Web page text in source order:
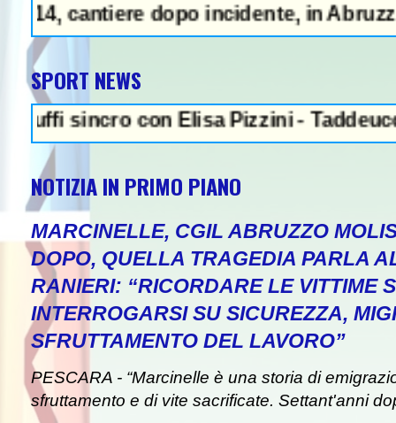
dopo incidente, in Abruzzo
SPORT NEWS
con Elisa Pizzini - Taddeucci
NOTIZIA IN PRIMO PIANO
MARCINELLE, CGIL ABRUZZO
DOPO, QUELLA TRAGEDIA PARLA
RANIERI: “RICORDARE LE VITTIME
INTERROGARSI SU SICUREZZA,
SFRUTTAMENTO DEL LAVORO”
PESCARA - “Marcinelle è una storia di
sfruttamento e di vite sacrificate. Settant'anni